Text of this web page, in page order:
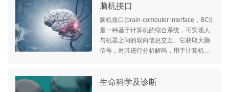
脑机接口
脑机接口(brain-computer interface，BCI)
是一种基于计算机的综合系统，可实现人
与机器之间的双向信息交互。它获取大脑
信号，对其进行分析解码，用于计算机输
强人类功能等。
生命科学及诊断